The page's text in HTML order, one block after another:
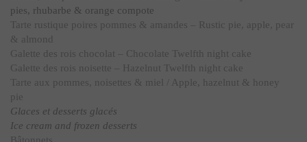
pies, rhubarbe & orange compote
Tarte rustique poires pommes & amandes – Rustic pie, apple, pear
& almond
Galette des rois chocolat – Chocolate Twelfth night cake
Galette des rois noisette – Hazelnut Twelfth night cake
Tarte aux pommes, noisettes & miel / Apple, hazelnut & honey
pie
Glaces et desserts glacés
Ice cream and frozen desserts